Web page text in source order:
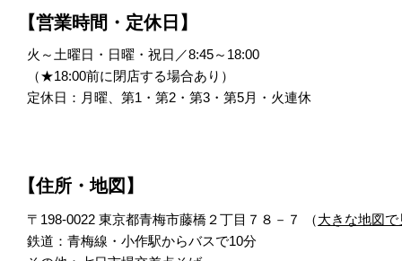
【営業時間・定休日】
火～土曜日・日曜・祝日／8:45～18:00
（★18:00前に閉店する場合あり）
定休日：月曜、第1・第2・第3・第5月・火連休
【住所・地図】
〒198-0022 東京都青梅市藤橋２丁目７８－７ （大きな地図で
鉄道：青梅線・小作駅からバスで10分